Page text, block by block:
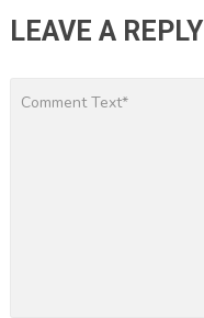
LEAVE A REPLY